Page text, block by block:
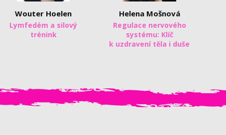
Wouter Hoelen
Lymfedém a silový
trénink
Helena Mošnová
Regulace nervového
systému: Klíč
k uzdravení těla i duše